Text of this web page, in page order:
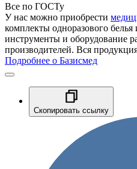
Все по ГОСТу
У нас можно приобрести
комплекты одноразового
инструменты и оборудование
производителей. Вся
Подробнее о Базисмед
Скопировать ссылку